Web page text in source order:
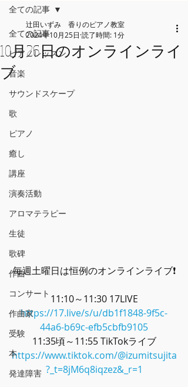
全ての記事
ピアノレッスン
音楽
サウンドスケープ
歌
ピアノ
癒し
講座
演奏活動
アロマテラピー
生徒
歌碑
作曲
コンサート
作曲家
受験
本
発達障害
全ての記事
10月26日のオンラインライ
ブ
辻田いずみ 香りのピアノ教室
2024年10月25日 読了時間: 1分
毎週土曜日は恒例のオンラインライブ❗
11:10～11:30 17LIVE
https://17.live/s/u/db1f1848-9f5c-
44a6-b69c-efb5cbfb9105
11:35頃～11:55 TikTokライブ
https://www.tiktok.com/@izumitsujita
?_t=8jM6q8iqzez&_r=1